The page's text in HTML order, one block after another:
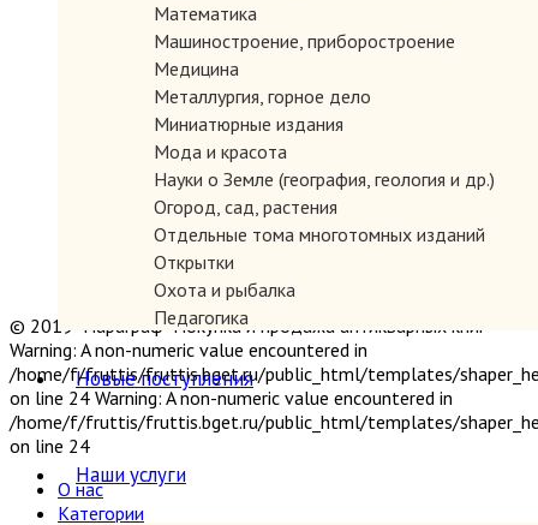
Математика
Машиностроение, приборостроение
Медицина
Металлургия, горное дело
Миниатюрные издания
Мода и красота
Науки о Земле (география, геология и др.)
Огород, сад, растения
Отдельные тома многотомных изданий
Открытки
Охота и рыбалка
Педагогика
Политология, геополитика, дипломатия
Популярная научно-техническая литература
Промышленность, производство
Психология
Религия
Новые поступления
Наши услуги
© 2019 "Параграф" Покупка и продажа антикварных книг
Warning: A non-numeric value encountered in
/home/f/fruttis/fruttis.bget.ru/public_html/templates/
on line 24 Warning: A non-numeric value encountered in
/home/f/fruttis/fruttis.bget.ru/public_html/templates/
on line 24
О нас
Категории